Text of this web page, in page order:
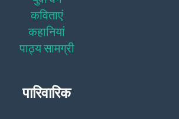
कविताएं
कहानियां
पाठ्य सामग्री
पारिवारिक